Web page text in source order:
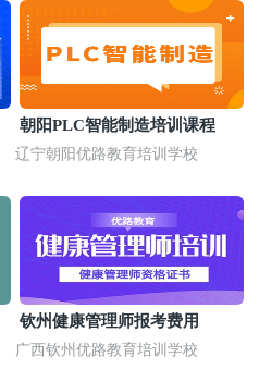
朝阳PLC智能制造培训课程
辽宁朝阳优路教育培训学校
钦州健康管理师报考费用
广西钦州优路教育培训学校